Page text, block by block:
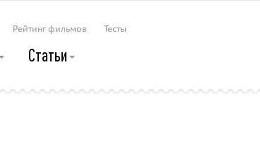
Рейтинг фильмов Тесты
Статьи